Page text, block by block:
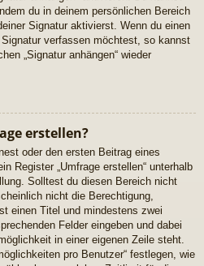
du in deinem persönlichen Bereich
Signatur aktivierst. Wenn du einen
verfassen möchtest, so kannst
„Signatur anhängen“ wieder
erstellen?
oder den ersten Beitrag eines
Register „Umfrage erstellen“ unterhalb
Solltest du diesen Bereich nicht
nicht die Berechtigung,
einen Titel und mindestens zwei
Felder eingeben und dabei
in einer eigenen Zeile steht.
pro Benutzer“ festlegen, wie